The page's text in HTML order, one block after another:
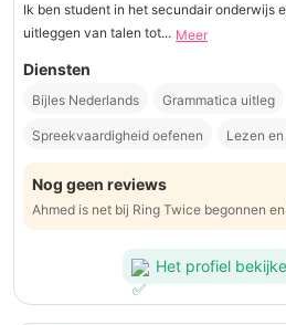
Ik ben student in het secundair onderwijs
uitleggen van talen tot... Meer
Diensten
Bijles Nederlands Grammatica uitleg
Spreekvaardigheid oefenen Lezen
Nog geen reviews
Ahmed is net bij Ring Twice begonnen
Het profiel